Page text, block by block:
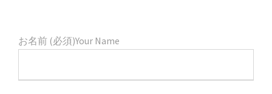
お名前 (必須)Your Name